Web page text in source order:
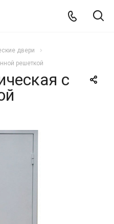
двери
решеткой
с